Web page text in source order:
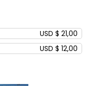
USD $ 21,00
USD $ 12,00